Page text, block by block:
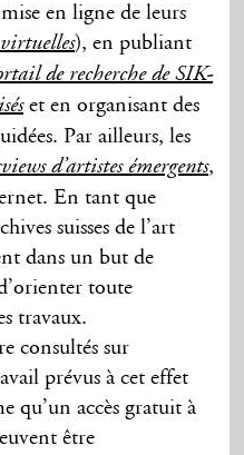
en ligne de leurs
), en publiant
de recherche de SIK-
et en organisant des
Par ailleurs, les
d’artistes émergents,
En tant que
suisses de l’art
dans un but de
toute
travaux.
consultés sur
prévus à cet effet
qu’un accès gratuit à
être